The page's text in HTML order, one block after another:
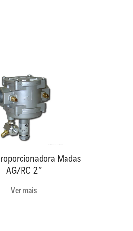
Madas
AG/RC 2″
Ver mais